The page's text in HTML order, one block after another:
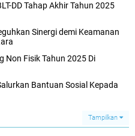
DD Tahap Akhir Tahun 2025
Sinergi demi Keamanan
Non Fisik Tahun 2025 Di
Bantuan Sosial Kepada
Tampilkan